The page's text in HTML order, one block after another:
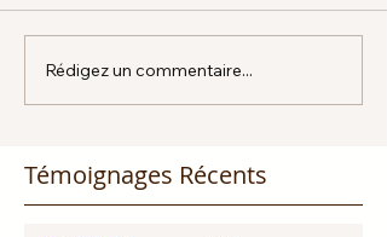
Rédigez un commentaire...
Témoignages Récents